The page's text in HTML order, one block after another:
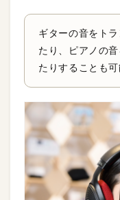
ギターの音をト
たり、ピアノの
たりすることも可